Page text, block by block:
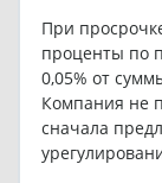
При
проценты по
0,05% от
Компания не
сначала